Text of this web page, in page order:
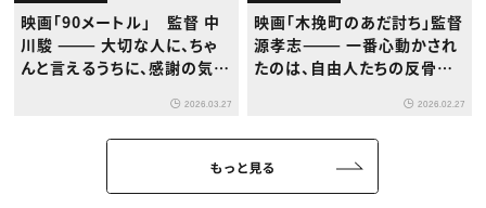
映画「90メートル」 監督 中
川駿 ——— 大切な人に、ちゃ
んと言えるうちに、感謝の気持
2026.03.27
映画「木挽町のあだ討ち」監督
源孝志——— 一番心動かされ
たのは、自由人たちの反骨精
2026.02.27